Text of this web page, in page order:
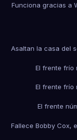
Funciona gracias a
Asaltan la casa del
El frente frío
El frente frío
El frente
Fallece Bobby Cox,